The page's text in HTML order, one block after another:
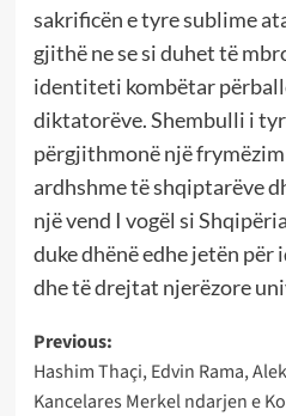
sakrificën e tyre sublime
gjithë ne se si duhet të
identiteti kombëtar
diktatorëve. Shembulli i
përgjithmonë një
ardhshme të shqiptarëve
një vend I vogël si
duke dhënë edhe jetën
dhe të drejtat njerëzore
Post
navigation
Previous:
Hashim Thaçi, Edvin Rama,
Kancelares Merkel ndarjen e